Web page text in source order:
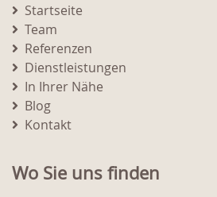
Startseite
Team
Referenzen
Dienstleistungen
In Ihrer Nähe
Blog
Kontakt
Wo Sie uns finden